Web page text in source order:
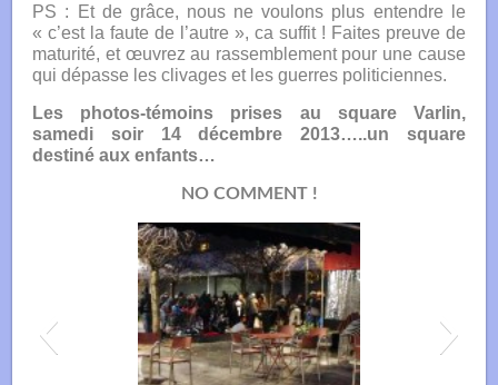
PS : Et de grâce, nous ne voulons plus entendre le
« c’est la faute de l’autre », ca suffit ! Faites preuve de
maturité, et œuvrez au rassemblement pour une cause
qui dépasse les clivages et les guerres politiciennes.
Les photos-témoins prises au square Varlin,
samedi soir 14 décembre 2013…..un square
destiné aux enfants…
NO COMMENT !